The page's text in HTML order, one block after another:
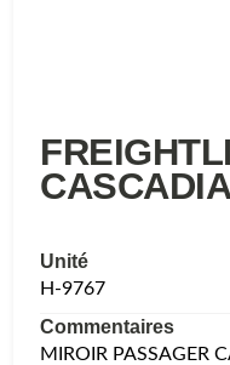
Unité
H-9767
Commentaires
MIROIR PASSAGER